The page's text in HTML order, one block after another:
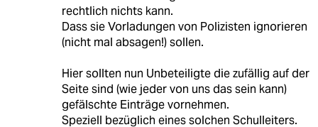
rechtlich nichts kann.
Dass sie Vorladungen von Polizisten ignorieren
(nicht mal absagen!) sollen.
Hier sollten nun Unbeteiligte die zufällig auf der
Seite sind (wie jeder von uns das sein kann)
gefälschte Einträge vornehmen.
Speziell bezüglich eines solchen Schulleiters.